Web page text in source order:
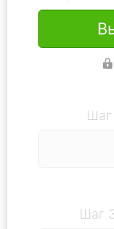
Шаг
Шаг